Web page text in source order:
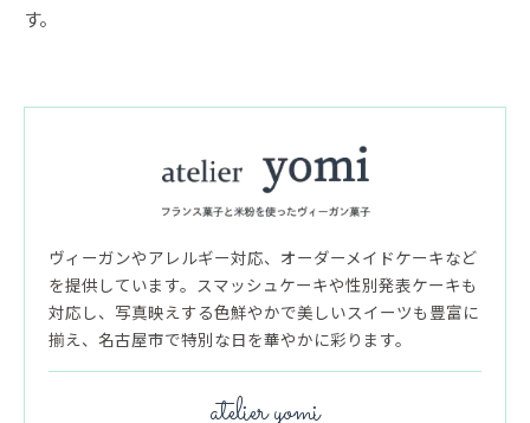
す。
ヴィーガンやアレルギー対応、オーダーメイドケーキなど
を提供しています。スマッシュケーキや性別発表ケーキも
対応し、写真映えする色鮮やかで美しいスイーツも豊富に
揃え、名古屋市で特別な日を華やかに彩ります。
atelier yomi